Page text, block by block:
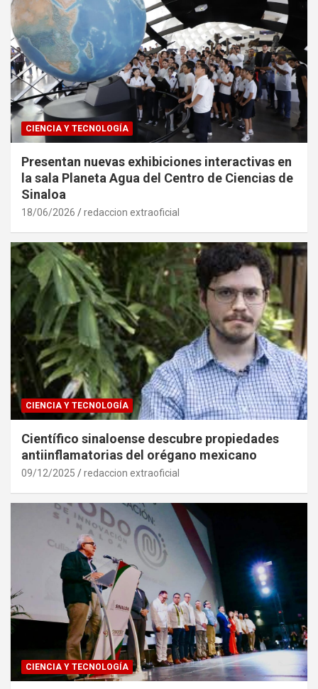
CIENCIA Y TECNOLOGÍA
Presentan nuevas exhibiciones interactivas en
la sala Planeta Agua del Centro de Ciencias de
Sinaloa
18/06/2026 redaccion extraoficial
CIENCIA Y TECNOLOGÍA
Científico sinaloense descubre propiedades
antiinflamatorias del orégano mexicano
09/12/2025 redaccion extraoficial
CIENCIA Y TECNOLOGÍA